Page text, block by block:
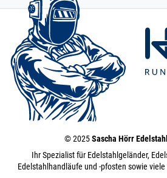
© 2025Sascha Hörr
Ihr Spezialist für Edelstahlgeländer,
Edelstahlhandläufe und -pfosten sowie